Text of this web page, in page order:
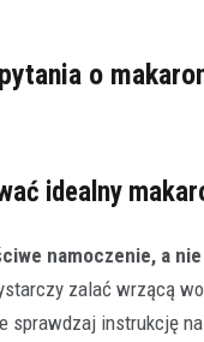
o
idealny
namoczenie, a
zalać wrzącą
sprawdzaj instrukcję